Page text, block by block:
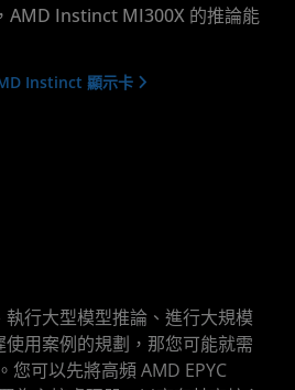
行大型模型推論、進行大規模
用案例的規劃，那您可能就需
您可以先將高頻 AMD EPYC
AMD Instinct MI300X 的推論能
Instinct 顯示卡